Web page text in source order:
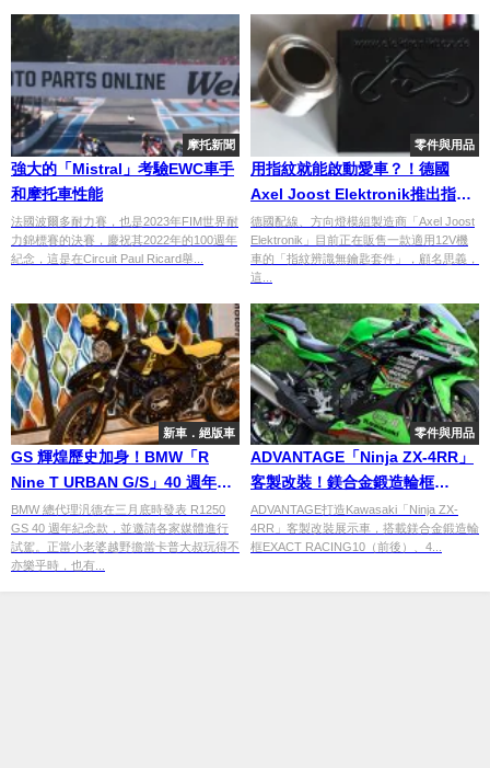
摩托新聞
強大的「Mistral」考驗EWC車手
和摩托車性能
法國波爾多耐力賽，也是2023年FIM世界耐
力錦標賽的決賽，慶祝其2022年的100週年
紀念，這是在Circuit Paul Ricard舉...
零件與用品
用指紋就能啟動愛車？！德國
Axel Joost Elektronik推出指紋
辨識無鑰匙套件
德國配線、方向燈模組製造商「Axel Joost
Elektronik」目前正在販售一款適用12V機
車的「指紋辨識無鑰匙套件」，顧名思義，
這...
新車．絕版車
GS 輝煌歷史加身！BMW「R
Nine T URBAN G/S」40 週年紀
念版
BMW 總代理汎德在三月底時發表 R1250
GS 40 週年紀念款，並邀請各家媒體進行
試駕。正當小老婆越野擔當卡普大叔玩得不
亦樂乎時，也有...
零件與用品
ADVANTAGE「Ninja ZX-4RR」
客製改裝！鎂合金鍛造輪框
×4.5mm加厚競賽碟盤×四段式腳
踏介紹
ADVANTAGE打造Kawasaki「Ninja ZX-
4RR」客製改裝展示車，搭載鎂合金鍛造輪
框EXACT RACING10（前後）、4...